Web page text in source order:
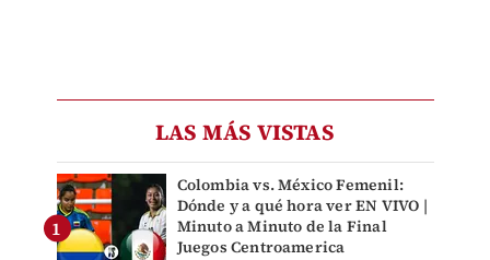
LAS MÁS VISTAS
Colombia vs. México Femenil:
Dónde y a qué hora ver EN VIVO |
Minuto a Minuto de la Final
Juegos Centroamerica